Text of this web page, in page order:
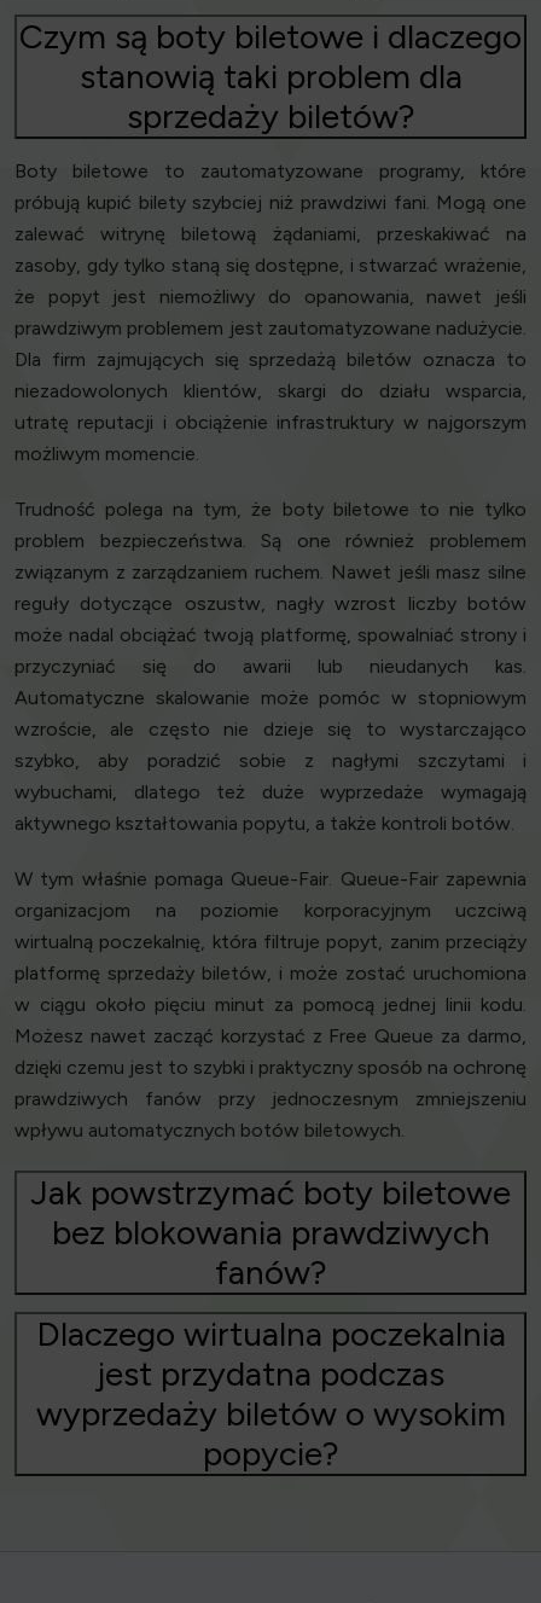
Czym są boty biletowe i dlaczego
stanowią taki problem dla
sprzedaży biletów?
Boty biletowe to zautomatyzowane programy, które
próbują kupić bilety szybciej niż prawdziwi fani. Mogą one
zalewać witrynę biletową żądaniami, przeskakiwać na
zasoby, gdy tylko staną się dostępne, i stwarzać wrażenie,
że popyt jest niemożliwy do opanowania, nawet jeśli
prawdziwym problemem jest zautomatyzowane nadużycie.
Dla firm zajmujących się sprzedażą biletów oznacza to
niezadowolonych klientów, skargi do działu wsparcia,
utratę reputacji i obciążenie infrastruktury w najgorszym
możliwym momencie.
Trudność polega na tym, że boty biletowe to nie tylko
problem bezpieczeństwa. Są one również problemem
związanym z zarządzaniem ruchem. Nawet jeśli masz silne
reguły dotyczące oszustw, nagły wzrost liczby botów
może nadal obciążać twoją platformę, spowalniać strony i
przyczyniać się do awarii lub nieudanych kas.
Automatyczne skalowanie może pomóc w stopniowym
wzroście, ale często nie dzieje się to wystarczająco
szybko, aby poradzić sobie z nagłymi szczytami i
wybuchami, dlatego też duże wyprzedaże wymagają
aktywnego kształtowania popytu, a także kontroli botów.
W tym właśnie pomaga Queue-Fair. Queue-Fair zapewnia
organizacjom na poziomie korporacyjnym uczciwą
wirtualną poczekalnię, która filtruje popyt, zanim przeciąży
platformę sprzedaży biletów, i może zostać uruchomiona
w ciągu około pięciu minut za pomocą jednej linii kodu.
Możesz nawet zacząć korzystać z Free Queue za darmo,
dzięki czemu jest to szybki i praktyczny sposób na ochronę
prawdziwych fanów przy jednoczesnym zmniejszeniu
wpływu automatycznych botów biletowych.
Jak powstrzymać boty biletowe
bez blokowania prawdziwych
fanów?
Dlaczego wirtualna poczekalnia
jest przydatna podczas
wyprzedaży biletów o wysokim
popycie?